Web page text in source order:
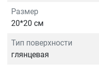
Размер
20*20 см
Тип поверхности
глянцевая